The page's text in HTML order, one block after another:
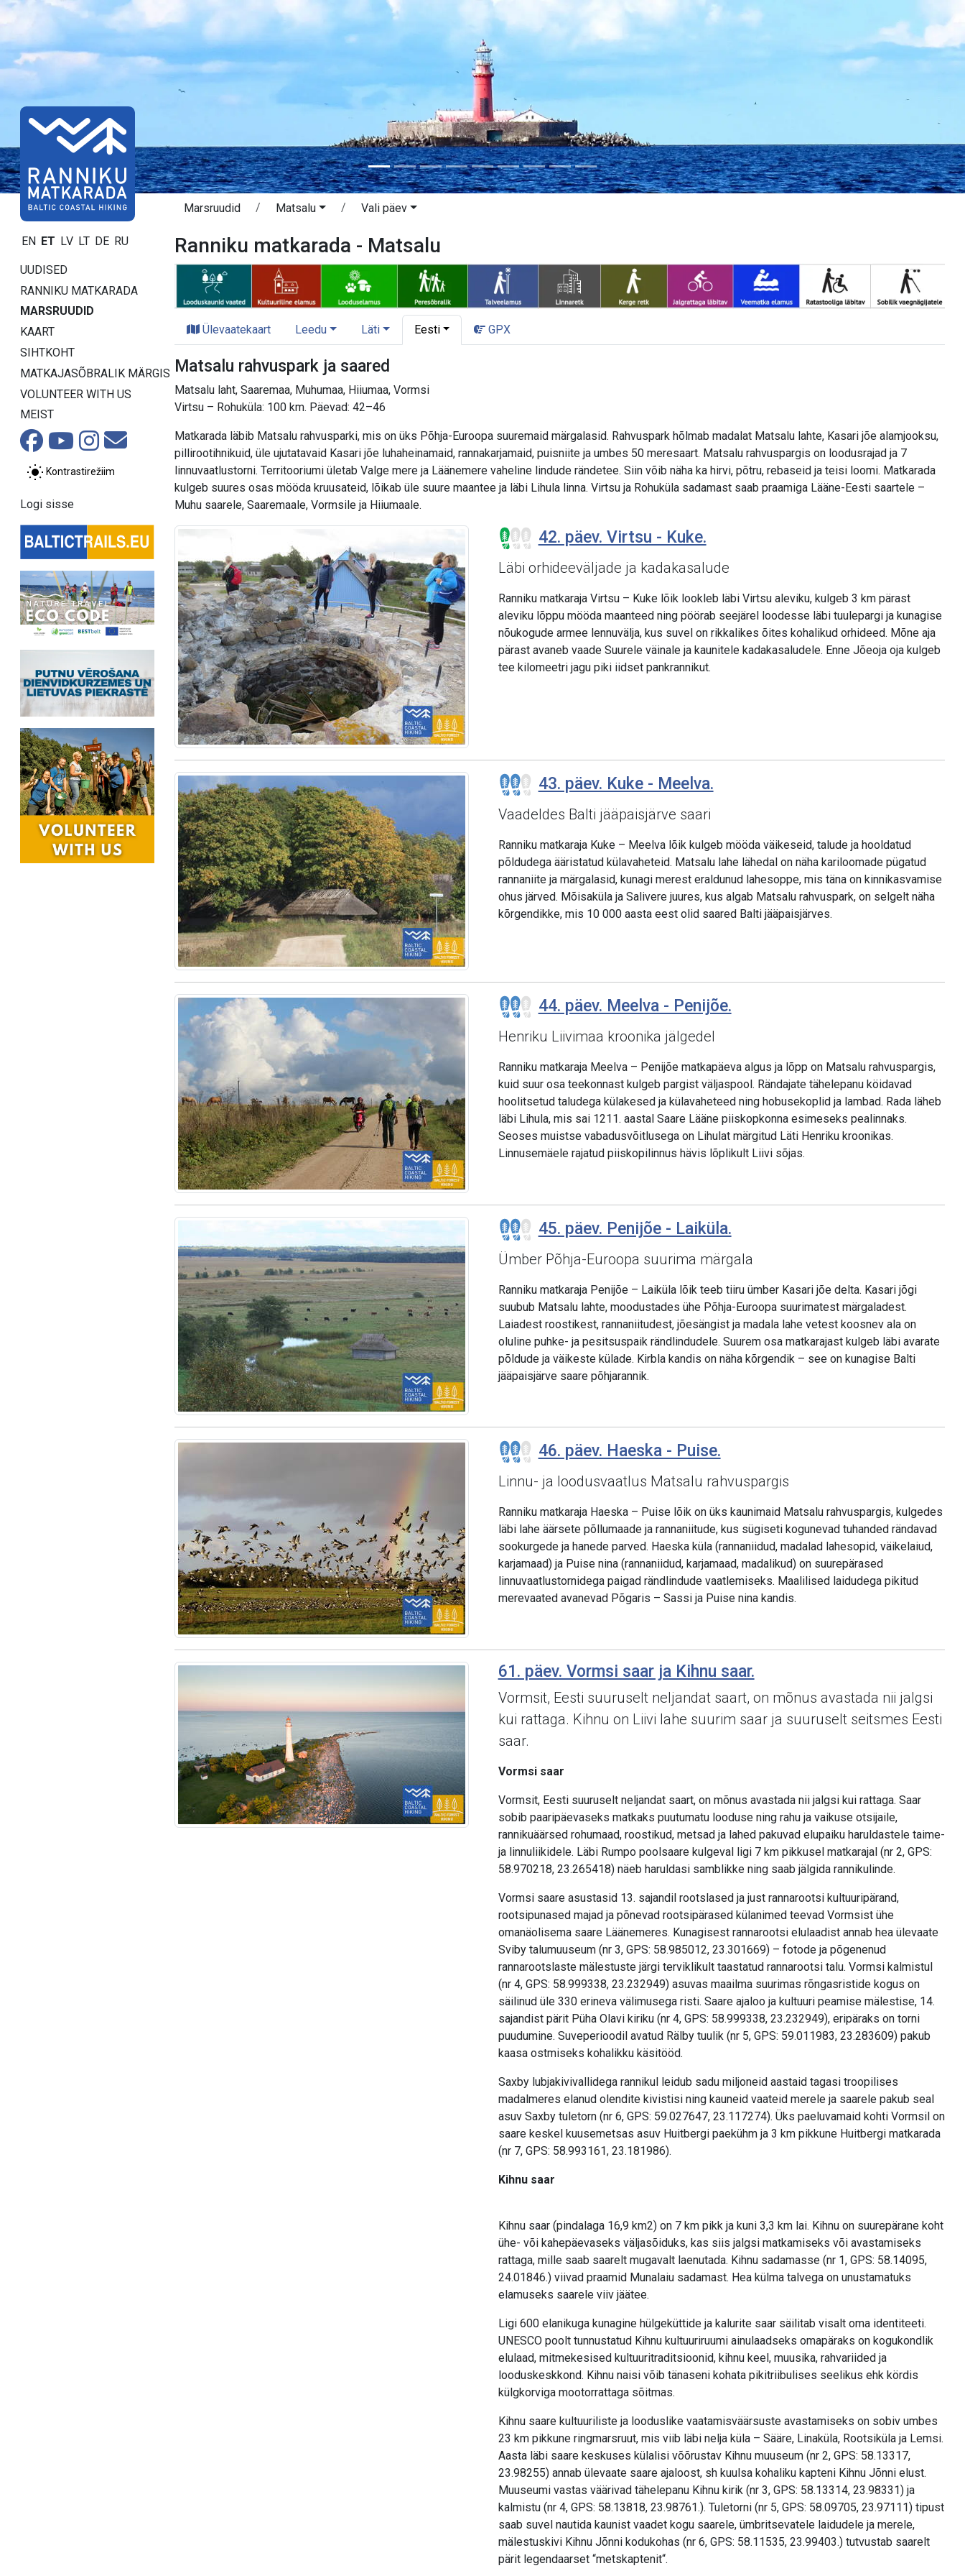
EN ET LV LT DE RU
UUDISED
RANNIKU MATKARADA
MARSRUUDID
KAART
SIHTKOHT
MATKAJASÕBRALIK MÄRGIS
VOLUNTEER WITH US
MEIST
Kontrastirežiim
Logi sisse
Marsruudid Matsalu Vali päev
Ranniku matkarada - Matsalu
Ülevaatekaart Leedu Läti Eesti GPX
Matsalu rahvuspark ja saared
Matsalu laht, Saaremaa, Muhumaa, Hiiumaa, Vormsi
Virtsu – Rohuküla: 100 km. Päevad: 42–46
Matkarada läbib Matsalu rahvusparki, mis on üks Põhja-Euroopa suuremaid märgalasid. Rahvuspark hõlmab madalat Matsalu lahte, Kasari jõe alamjooksu,
pillirootihnikuid, üle ujutatavaid Kasari jõe luhaheinamaid, rannakarjamaid, puisniite ja umbes 50 meresaart. Matsalu rahvuspargis on loodusrajad ja 7
linnuvaatlustorni. Territooriumi ületab Valge mere ja Läänemere vaheline lindude rändetee. Siin võib näha ka hirvi, põtru, rebaseid ja teisi loomi. Matkarada
kulgeb suures osas mööda kruusateid, lõikab üle suure maantee ja läbi Lihula linna. Virtsu ja Rohuküla sadamast saab praamiga Lääne-Eesti saartele –
Muhu saarele, Saaremaale, Vormsile ja Hiiumaale.
42. päev. Virtsu - Kuke.
Läbi orhideeväljade ja kadakasalude
Ranniku matkaraja Virtsu – Kuke lõik lookleb läbi Virtsu aleviku, kulgeb 3 km pärast
aleviku lõppu mööda maanteed ning pöörab seejärel loodesse läbi tuulepargi ja kunagise
nõukogude armee lennuvälja, kus suvel on rikkalikes õites kohalikud orhideed. Mõne aja
pärast avaneb vaade Suurele väinale ja kaunitele kadakasaludele. Enne Jõeoja oja kulgeb
tee kilomeetri jagu piki iidset pankrannikut.
43. päev. Kuke - Meelva.
Vaadeldes Balti jääpaisjärve saari
Ranniku matkaraja Kuke – Meelva lõik kulgeb mööda väikeseid, talude ja hooldatud
põldudega ääristatud külavaheteid. Matsalu lahe lähedal on näha kariloomade pügatud
rannaniite ja märgalasid, kunagi merest eraldunud lahesoppe, mis täna on kinnikasvamise
ohus järved. Mõisaküla ja Salivere juures, kus algab Matsalu rahvuspark, on selgelt näha
kõrgendikke, mis 10 000 aasta eest olid saared Balti jääpaisjärves.
44. päev. Meelva - Penijõe.
Henriku Liivimaa kroonika jälgedel
Ranniku matkaraja Meelva – Penijõe matkapäeva algus ja lõpp on Matsalu rahvuspargis,
kuid suur osa teekonnast kulgeb pargist väljaspool. Rändajate tähelepanu köidavad
hoolitsetud taludega külakesed ja külavaheteed ning hobusekoplid ja lambad. Rada läheb
läbi Lihula, mis sai 1211. aastal Saare Lääne piiskopkonna esimeseks pealinnaks.
Seoses muistse vabadusvõitlusega on Lihulat märgitud Läti Henriku kroonikas.
Linnusemäele rajatud piiskopilinnus hävis lõplikult Liivi sõjas.
45. päev. Penijõe - Laiküla.
Ümber Põhja-Euroopa suurima märgala
Ranniku matkaraja Penijõe – Laiküla lõik teeb tiiru ümber Kasari jõe delta. Kasari jõgi
suubub Matsalu lahte, moodustades ühe Põhja-Euroopa suurimatest märgaladest.
Laiadest roostikest, rannaniitudest, jõesängist ja madala lahe vetest koosnev ala on
oluline puhke- ja pesitsuspaik rändlindudele. Suurem osa matkarajast kulgeb läbi avarate
põldude ja väikeste külade. Kirbla kandis on näha kõrgendik – see on kunagise Balti
jääpaisjärve saare põhjarannik.
46. päev. Haeska - Puise.
Linnu- ja loodusvaatlus Matsalu rahvuspargis
Ranniku matkaraja Haeska – Puise lõik on üks kaunimaid Matsalu rahvuspargis, kulgedes
läbi lahe äärsete põllumaade ja rannaniitude, kus sügiseti kogunevad tuhanded rändavad
sookurgede ja hanede parved. Haeska küla (rannaniidud, madalad lahesopid, väikelaiud,
karjamaad) ja Puise nina (rannaniidud, karjamaad, madalikud) on suurepärased
linnuvaatlustornidega paigad rändlindude vaatlemiseks. Maalilised laidudega pikitud
merevaated avanevad Põgaris – Sassi ja Puise nina kandis.
61. päev. Vormsi saar ja Kihnu saar.
Vormsit, Eesti suuruselt neljandat saart, on mõnus avastada nii jalgsi
kui rattaga. Kihnu on Liivi lahe suurim saar ja suuruselt seitsmes Eesti
saar.
Vormsi saar
Vormsit, Eesti suuruselt neljandat saart, on mõnus avastada nii jalgsi kui rattaga. Saar
sobib paaripäevaseks matkaks puutumatu looduse ning rahu ja vaikuse otsijaile,
rannikuäärsed rohumaad, roostikud, metsad ja lahed pakuvad elupaiku haruldastele taime-
ja linnuliikidele. Läbi Rumpo poolsaare kulgeval ligi 7 km pikkusel matkarajal (nr 2, GPS:
58.970218, 23.265418) näeb haruldasi samblikke ning saab jälgida rannikulinde.
Vormsi saare asustasid 13. sajandil rootslased ja just rannarootsi kultuuripärand,
rootsipunased majad ja põnevad rootsipärased külanimed teevad Vormsist ühe
omanäolisema saare Läänemeres. Kunagisest rannarootsi elulaadist annab hea ülevaate
Sviby talumuuseum (nr 3, GPS: 58.985012, 23.301669) – fotode ja põgenenud
rannarootslaste mälestuste järgi terviklikult taastatud rannarootsi talu. Vormsi kalmistul
(nr 4, GPS: 58.999338, 23.232949) asuvas maailma suurimas rõngasristide kogus on
säilinud üle 330 erineva välimusega risti. Saare ajaloo ja kultuuri peamise mälestise, 14.
sajandist pärit Püha Olavi kiriku (nr 4, GPS: 58.999338, 23.232949), eripäraks on torni
puudumine. Suveperioodil avatud Rälby tuulik (nr 5, GPS: 59.011983, 23.283609) pakub
kaasa ostmiseks kohalikku käsitööd.
Saxby lubjakivivallidega rannikul leidub sadu miljoneid aastaid tagasi troopilises
madalmeres elanud olendite kivistisi ning kauneid vaateid merele ja saarele pakub seal
asuv Saxby tuletorn (nr 6, GPS: 59.027647, 23.117274). Üks paeluvamaid kohti Vormsil on
saare keskel kuusemetsas asuv Huitbergi paekühm ja 3 km pikkune Huitbergi matkarada
(nr 7, GPS: 58.993161, 23.181986).
Kihnu saar
Kihnu saar (pindalaga 16,9 km2) on 7 km pikk ja kuni 3,3 km lai. Kihnu on suurepärane koht
ühe- või kahepäevaseks väljasõiduks, kas siis jalgsi matkamiseks või avastamiseks
rattaga, mille saab saarelt mugavalt laenutada. Kihnu sadamasse (nr 1, GPS: 58.14095,
24.01846.) viivad praamid Munalaiu sadamast. Hea külma talvega on unustamatuks
elamuseks saarele viiv jäätee.
Ligi 600 elanikuga kunagine hülgeküttide ja kalurite saar säilitab visalt oma identiteeti.
UNESCO poolt tunnustatud Kihnu kultuuriruumi ainulaadseks omapäraks on kogukondlik
elulaad, mitmekesised kultuuritraditsioonid, kihnu keel, muusika, rahvariided ja
looduskeskkond. Kihnu naisi võib tänaseni kohata pikitriibulises seelikus ehk kördis
külgkorviga mootorrattaga sõitmas.
Kihnu saare kultuuriliste ja looduslike vaatamisväärsuste avastamiseks on sobiv umbes
23 km pikkune ringmarsruut, mis viib läbi nelja küla – Sääre, Linaküla, Rootsiküla ja Lemsi.
Aasta läbi saare keskuses külalisi võõrustav Kihnu muuseum (nr 2, GPS: 58.13317,
23.98255) annab ülevaate saare ajaloost, sh kuulsa kohaliku kapteni Kihnu Jõnni elust.
Muuseumi vastas väärivad tähelepanu Kihnu kirik (nr 3, GPS: 58.13314, 23.98331) ja
kalmistu (nr 4, GPS: 58.13818, 23.98761.). Tuletorni (nr 5, GPS: 58.09705, 23.97111) tipust
saab suvel nautida kaunist vaadet kogu saarele, ümbritsevatele laidudele ja merele,
mälestuskivi Kihnu Jõnni kodukohas (nr 6, GPS: 58.11535, 23.99403.) tutvustab saarelt
pärit legendaarset “metskaptenit“.